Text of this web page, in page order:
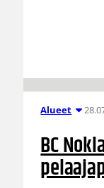
Alueet
BC